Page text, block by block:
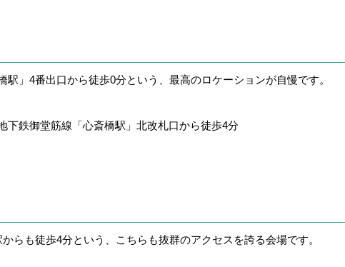
」4番出口から徒歩0分という、最高のロケーションが自慢です。
下鉄御堂筋線「心斎橋駅」北改札口から徒歩4分
らも徒歩4分という、こちらも抜群のアクセスを誇る会場です。